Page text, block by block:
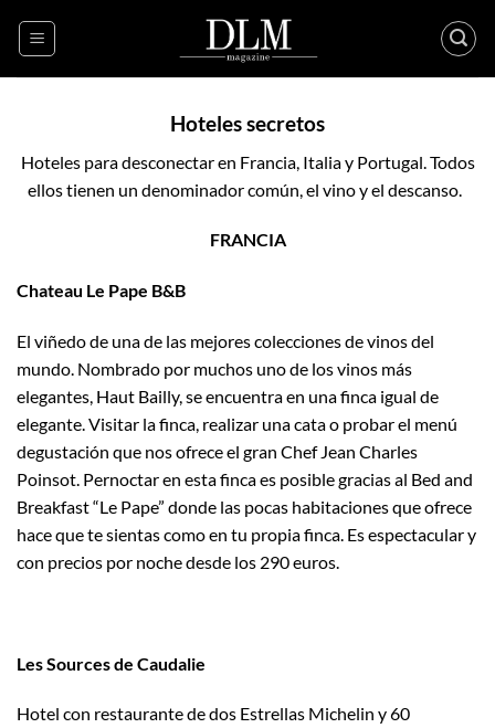
Hoteles secretos
Hoteles para desconectar en Francia, Italia y Portugal. Todos
ellos tienen un denominador común, el vino y el descanso.
FRANCIA
Chateau Le Pape B&B
El viñedo de una de las mejores colecciones de vinos del
mundo. Nombrado por muchos uno de los vinos más
elegantes, Haut Bailly, se encuentra en una finca igual de
elegante. Visitar la finca, realizar una cata o probar el menú
degustación que nos ofrece el gran Chef Jean Charles
Poinsot. Pernoctar en esta finca es posible gracias al Bed and
Breakfast “Le Pape” donde las pocas habitaciones que ofrece
hace que te sientas como en tu propia finca. Es espectacular y
con precios por noche desde los 290 euros.
Les Sources de Caudalie
Hotel con restaurante de dos Estrellas Michelin y 60